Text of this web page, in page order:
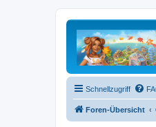
Schnellzugriff
Foren-Übersicht